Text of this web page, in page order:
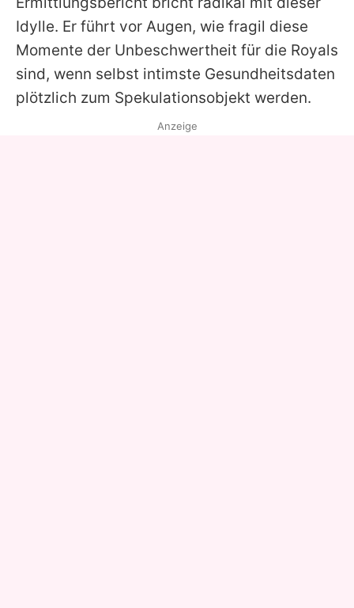
Idylle. Er führt vor Augen, wie fragil diese
Momente der Unbeschwertheit für die Royals
sind, wenn selbst intimste Gesundheitsdaten
plötzlich zum Spekulationsobjekt werden.
Anzeige